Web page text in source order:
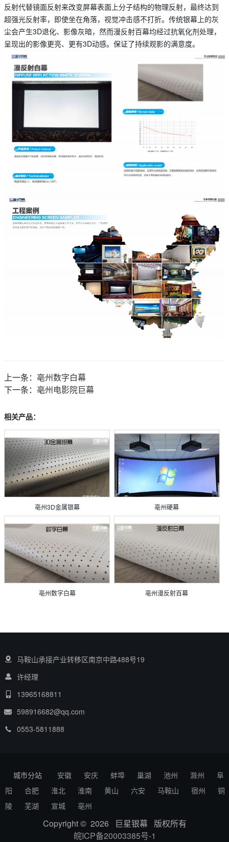
反射代替镜面反射来改变屏幕表面上分子结构的物理反射，最终达到
超强光反射率，即使坐在角落，视觉冲击感不打折。 传统银幕上的灰
尘会产生3D退化、影像灰暗，然而漫反射百幕均经过抗氧化剂处理，
呈现出的影像更亮、更有3D动感。保证了持续观影的满意度。
上一条： 亳州数字白幕
下一条： 亳州电影院巨幕
相关产品：
亳州3D金属银幕 亳州硬幕
亳州数字白幕 亳州漫反射百幕
马鞍山承接产业转移区南京中路488号19
许经理
13965168811
598916682@qq.com
0553-5811888
城市分站 安徽 安庆 蚌埠 巢湖 池州 滁州
阜
阳
合肥 淮北 淮南 黄山 六安 马鞍山 宿州
铜
陵
芜湖 宣城 亳州
Copyright © 2026 巨星银幕 版权所有
皖ICP备20003385号-1